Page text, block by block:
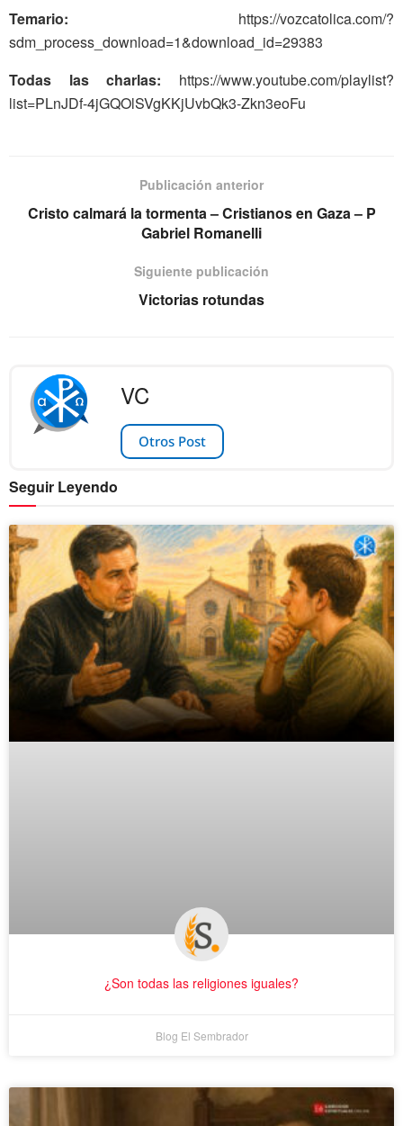
Temario: https://vozcatolica.com/?
sdm_process_download=1&download_id=29383
Todas las charlas: https://www.youtube.com/playlist?
list=PLnJDf-4jGQOlSVgKKjUvbQk3-Zkn3eoFu
Publicación anterior
Cristo calmará la tormenta – Cristianos en Gaza – P
Gabriel Romanelli
Siguiente publicación
Victorias rotundas
VC
Otros Post
Seguir Leyendo
¿Son todas las religiones iguales?
Blog El Sembrador